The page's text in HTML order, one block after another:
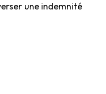
une indemnité